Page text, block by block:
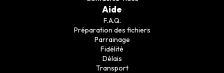
Aide
F.A.Q.
Préparation des fichiers
Parrainage
Fidélité
Délais
Transport